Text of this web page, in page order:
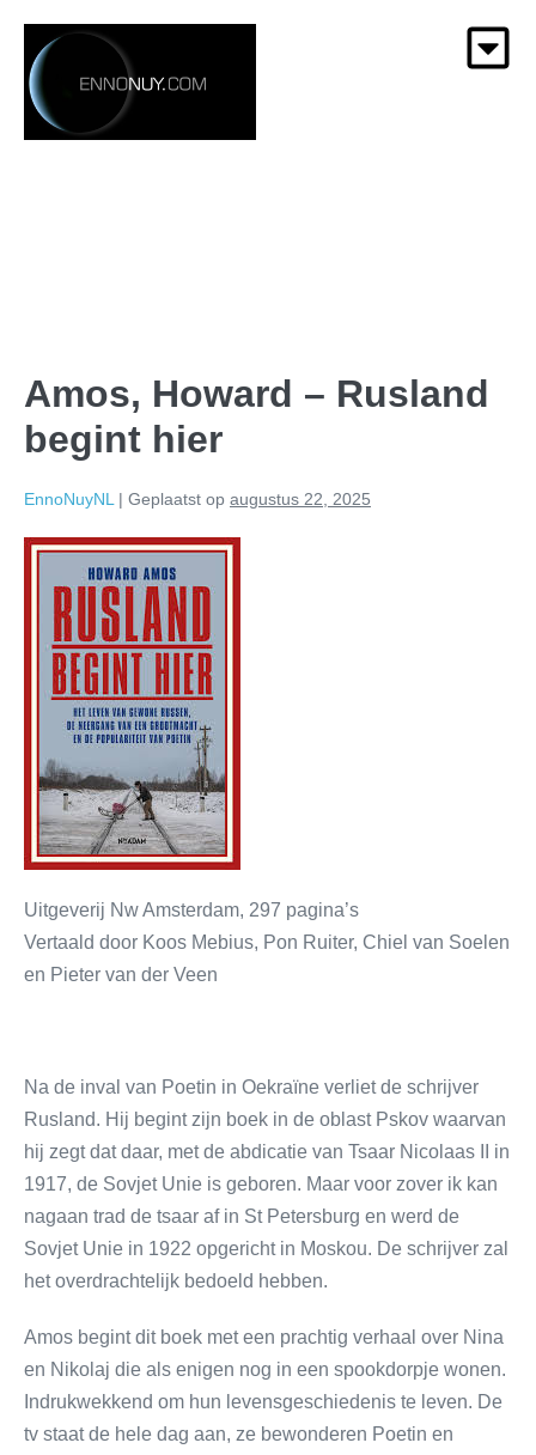
Amos, Howard – Rusland
begint hier
EnnoNuyNL | Geplaatst op augustus 22, 2025
Uitgeverij Nw Amsterdam, 297 pagina’s
Vertaald door Koos Mebius, Pon Ruiter, Chiel van Soelen
en Pieter van der Veen
Na de inval van Poetin in Oekraïne verliet de schrijver
Rusland. Hij begint zijn boek in de oblast Pskov waarvan
hij zegt dat daar, met de abdicatie van Tsaar Nicolaas II in
1917, de Sovjet Unie is geboren. Maar voor zover ik kan
nagaan trad de tsaar af in St Petersburg en werd de
Sovjet Unie in 1922 opgericht in Moskou. De schrijver zal
het overdrachtelijk bedoeld hebben.
Amos begint dit boek met een prachtig verhaal over Nina
en Nikolaj die als enigen nog in een spookdorpje wonen.
Indrukwekkend om hun levensgeschiedenis te leven. De
tv staat de hele dag aan, ze bewonderen Poetin en